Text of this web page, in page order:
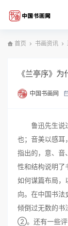
首页 书画资讯
《兰亭序》为
中国书画网
鲁迅先生说过
也；音美以感
指出的，意、音
性和结构说明了
如何谋篇布局，
向。在中国书法
倾倒过无数的书
②。还有一些评